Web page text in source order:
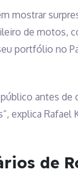
mostrar
de motos,
portfólio no
antes de
explica
de